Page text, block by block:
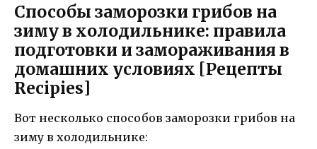
Способы заморозки грибов на
зиму в холодильнике: правила
подготовки и замораживания в
домашних условиях [Рецепты
Recipies]
Вот несколько способов заморозки грибов на
зиму в холодильнике: